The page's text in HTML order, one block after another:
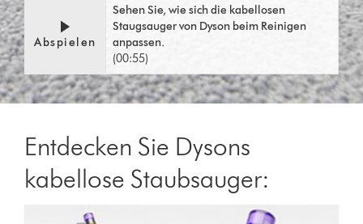
Abspielen
Sehen Sie, wie sich die kabellosen
Staugsauger von Dyson beim Reinigen
anpassen.
(00:55)
Entdecken Sie Dysons
kabellose Staubsauger: